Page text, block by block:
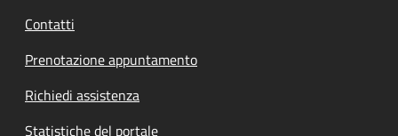
Contatti
Prenotazione appuntamento
Richiedi assistenza
Statistiche del portale